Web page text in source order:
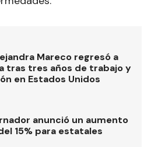
Mareco regresó a
tras tres años de trabajo y
en Estados Unidos
anunció un aumento
15% para estatales